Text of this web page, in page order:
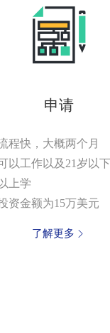
申请
程快，大概两个月
以工作以及21岁以
上学
资金额为15万美元
了解更多